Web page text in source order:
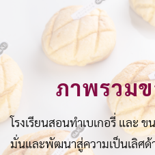
ภาพรวม
โรงเรียนสอนทำเบเกอรี่ และ
มั่นและพัฒนาสู่ความเป็นเลิศด้